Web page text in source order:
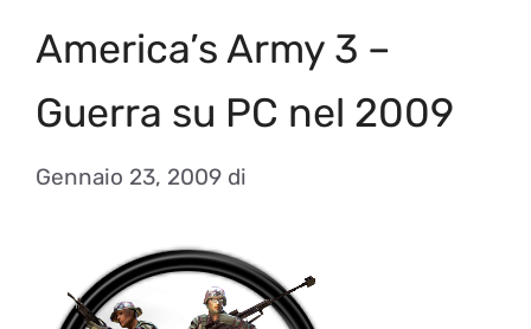
America’s Army 3 –
Guerra su PC nel 2009
Gennaio 23, 2009 di